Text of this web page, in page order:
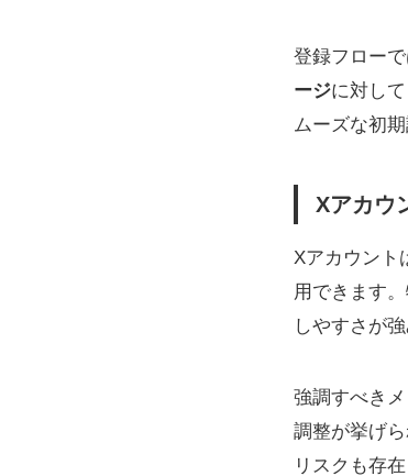
登録フロー
ージに対し
ムーズな初
Xアカウ
Xアカウント
用できます
しやすさが強
強調すべきメ
調整が挙げら
リスクも存